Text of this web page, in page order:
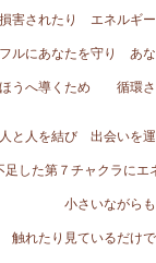
害されたり エネルギ
ルにあなたを守り あ
うへ導くため 循環さ
人と人を結び 出会いを
足した第７チャクラにエ
小さいながら
触れたり見ているだけ